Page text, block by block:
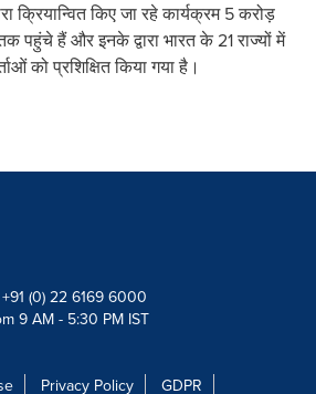
क्रियान्वित किए जा रहे कार्यक्रम 5 करोड़
पहुंचे हैं और इनके द्वारा भारत के 21 राज्यों में
को प्रशिक्षित किया गया है।
+91 (0) 22 6169 6000
9 AM - 5:30 PM IST
Privacy Policy GDPR